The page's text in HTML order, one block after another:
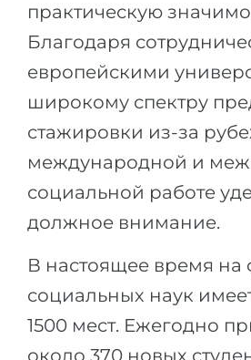
практическую
Благодаря
европейскими
широкому спектру
стажировки из-за
международной и
социальной работе
должное внимание.
В настоящее время на
социальных наук
1500 мест. Ежегодно
около 370 новых